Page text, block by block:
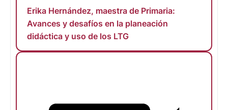
Erika Hernández, maestra de Primaria:
Avances y desafíos en la planeación
didáctica y uso de los LTG